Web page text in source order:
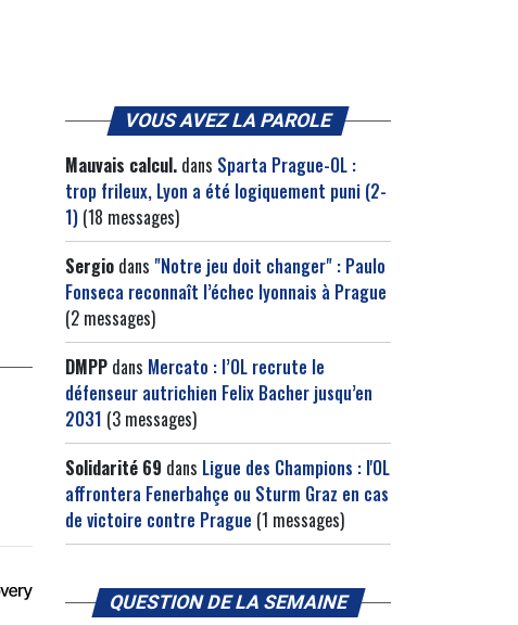
VOUS AVEZ LA PAROLE
Mauvais calcul. dans Sparta Prague-OL :
trop frileux, Lyon a été logiquement puni (2-
1) (18 messages)
Sergio dans "Notre jeu doit changer" : Paulo
Fonseca reconnaît l’échec lyonnais à Prague
(2 messages)
DMPP dans Mercato : l’OL recrute le
défenseur autrichien Felix Bacher jusqu’en
2031 (3 messages)
Solidarité 69 dans Ligue des Champions : l'OL
affrontera Fenerbahçe ou Sturm Graz en cas
de victoire contre Prague (1 messages)
QUESTION DE LA SEMAINE